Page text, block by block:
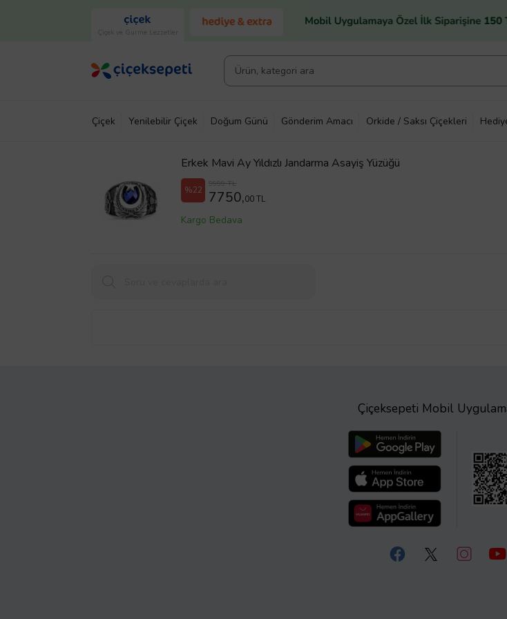
Çiçek ve Gurme Lezzetler
Çiçek Yenilebilir Çiçek Doğum Günü Gönderim Amacı Orkide / Saksı Çiçekleri
Erkek Mavi Ay Yıldızlı Jandarma Asayiş Yüzüğü
%22
9999 TL
7750,00 TL
Kargo Bedava
Çiçeksepeti Mobil